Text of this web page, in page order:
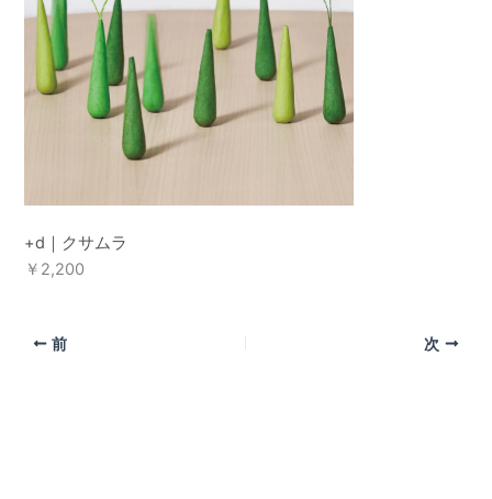
+d｜クサムラ
￥2,200
前 次